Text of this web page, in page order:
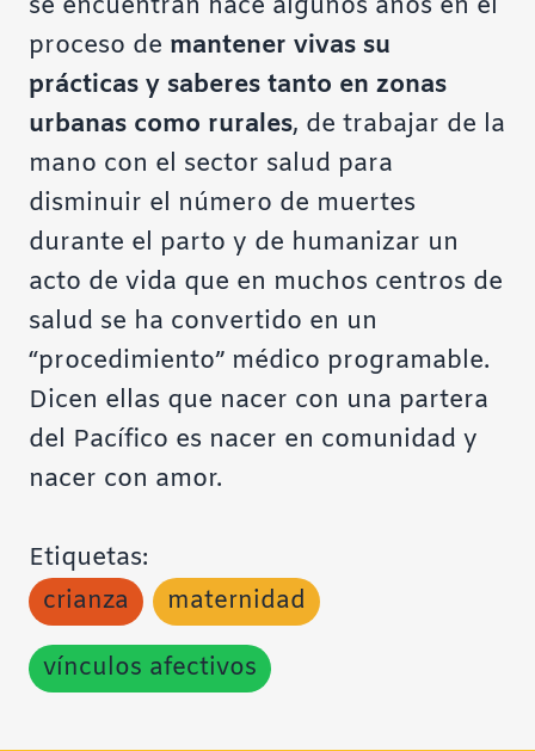
se encuentran hace algunos años en el
proceso de mantener vivas su
prácticas y saberes tanto en zonas
urbanas como rurales, de trabajar de la
mano con el sector salud para
disminuir el número de muertes
durante el parto y de humanizar un
acto de vida que en muchos centros de
salud se ha convertido en un
“procedimiento” médico programable.
Dicen ellas que nacer con una partera
del Pacífico es nacer en comunidad y
nacer con amor.
Etiquetas:
crianza
maternidad
vínculos afectivos